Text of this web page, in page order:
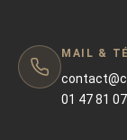
MAIL &
01 47 81